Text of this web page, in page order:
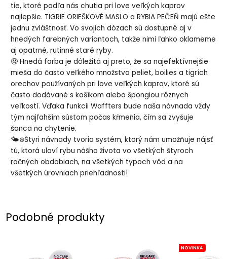
tie, ktoré podľa nás chutia pri love veľkých kaprov
najlepšie. TIGRIE ORIEŠKOVÉ MASLO a RYBIA PEČEŇ majú ešte
jednu zvláštnosť. Vo svojich dózach sú dostupné aj v
hnedých farebných variantoch, takže nimi ľahko oklameme
aj opatrné, rutinné staré ryby.
🤤 Hnedá farba je dôležitá aj preto, že sa najefektívnejšie
mieša do často veľkého množstva peliet, boilies a tigrích
orechov používaných pri love veľkých kaprov, ktoré sú
často dodávané s košíkom alebo špongiou rôznych
veľkostí. Vďaka funkcii Waffters bude naša návnada vždy
tým najľahším sústom počas kŕmenia, čím sa zvyšuje
šanca na chytenie.
🌤❄️Štyri návnady tvoria systém, ktorý nám umožňuje nájsť
tú, ktorá uloví rybu nášho života vo všetkých štyroch
ročných obdobiach, na všetkých typoch vôd a na
všetkých úrovniach priehľadnosti!
Podobné produkty
NOVINKA